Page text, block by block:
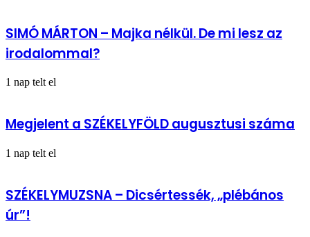
SIMÓ MÁRTON – Majka nélkül. De mi lesz az
irodalommal?
1 nap telt el
Megjelent a SZÉKELYFÖLD augusztusi száma
1 nap telt el
SZÉKELYMUZSNA – Dicsértessék, „plébános
úr”!